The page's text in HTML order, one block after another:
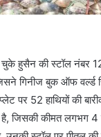
चुके हुसैन की स्टॉल
बुक ऑफ वर्ल्ड
पर 52 हाथियों की
है, जिसकी कीमत लगभग